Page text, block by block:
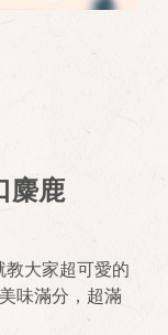
麋鹿
大家超可愛的
味滿分，超滿